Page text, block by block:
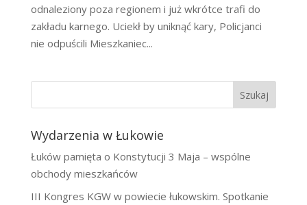
odnaleziony poza regionem i już wkrótce trafi do
zakładu karnego. Uciekł by uniknąć kary, Policjanci
nie odpuścili Mieszkaniec...
Szukaj
Wydarzenia w Łukowie
Łuków pamięta o Konstytucji 3 Maja – wspólne
obchody mieszkańców
III Kongres KGW w powiecie łukowskim. Spotkanie